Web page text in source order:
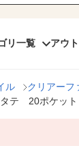
リ一覧 アウ
ル クリアーフ
タテ 20ポケ